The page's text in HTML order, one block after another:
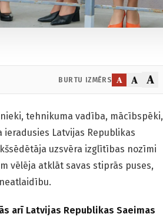
BURTU IZMĒRS A A A
tehnikuma vadība, mācībspēki,
ieradusies Latvijas Republikas
uzsvēra izglītības nozīmi
vēlēja atklāt savas stiprās puses,
arī Latvijas Republikas Saeimas